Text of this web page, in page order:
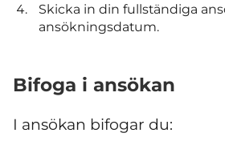
Skicka in din fullständiga
ansökningsdatum.
Bifoga i ansökan
I ansökan bifogar du: